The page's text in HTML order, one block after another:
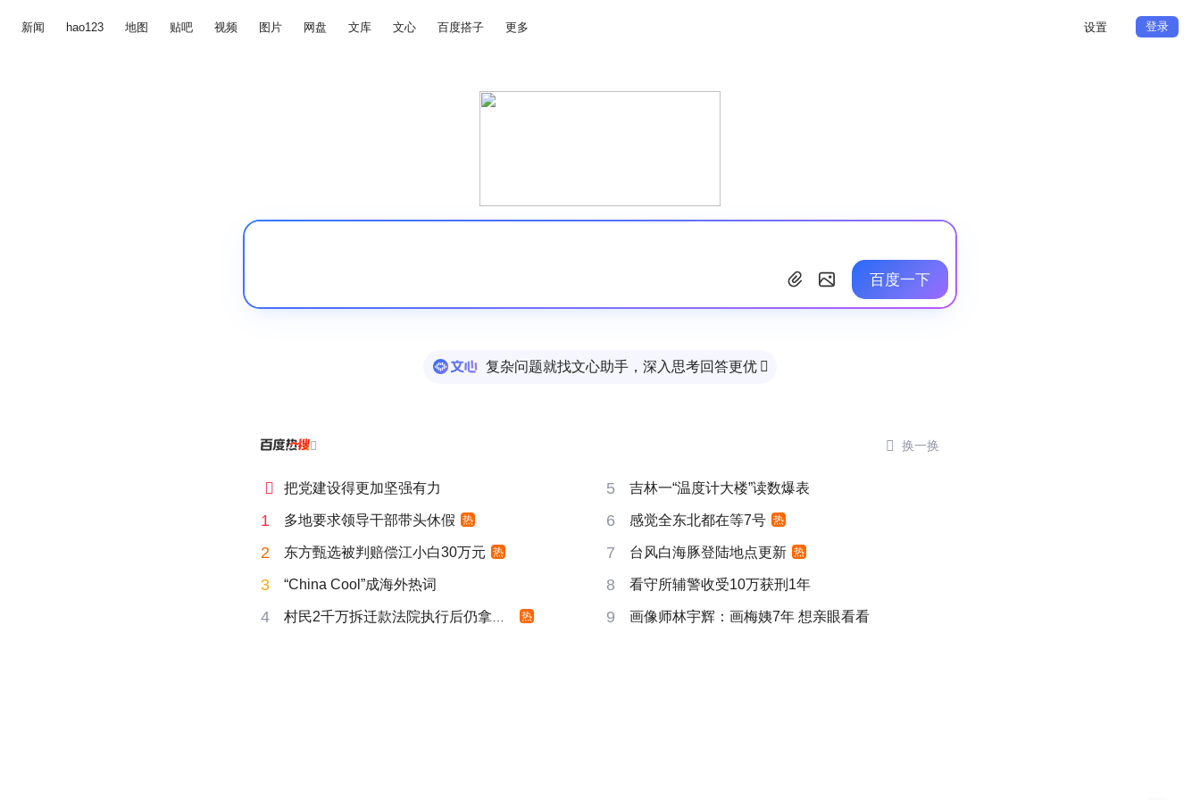
新闻 hao123 地图 贴吧 视频 图片 网盘 文库 文心 百度搭子 更多 设置 登录
百度一下
复杂问题就找文心助手，深入思考回答更优 
  换一换
 把党建设得更加坚强有力 5 吉林一“温度计大楼”读数爆表
1 多地要求领导干部带头休假 热 6 感觉全东北都在等7号 热
2 东方甄选被判赔偿江小白30万元 热 7 台风白海豚登陆地点更新 热
3 “China Cool”成海外热词 8 看守所辅警收受10万获刑1年
4 村民2千万拆迁款法院执行后仍拿不到 热 9 画像师林宇辉：画梅姨7年 想亲眼看看